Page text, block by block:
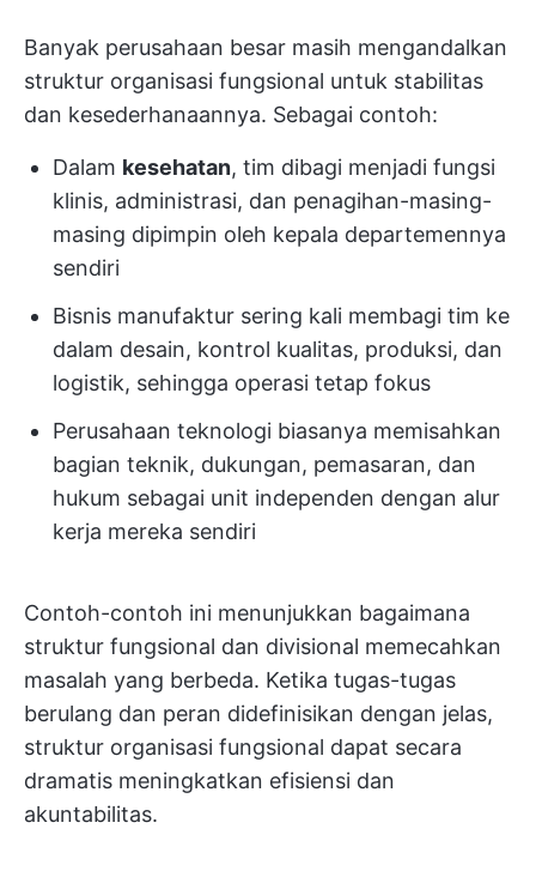
Banyak perusahaan besar masih mengandalkan
struktur organisasi fungsional untuk stabilitas
dan kesederhanaannya. Sebagai contoh:
Dalam kesehatan, tim dibagi menjadi fungsi
klinis, administrasi, dan penagihan-masing-
masing dipimpin oleh kepala departemennya
sendiri
Bisnis manufaktur sering kali membagi tim ke
dalam desain, kontrol kualitas, produksi, dan
logistik, sehingga operasi tetap fokus
Perusahaan teknologi biasanya memisahkan
bagian teknik, dukungan, pemasaran, dan
hukum sebagai unit independen dengan alur
kerja mereka sendiri
Contoh-contoh ini menunjukkan bagaimana
struktur fungsional dan divisional memecahkan
masalah yang berbeda. Ketika tugas-tugas
berulang dan peran didefinisikan dengan jelas,
struktur organisasi fungsional dapat secara
dramatis meningkatkan efisiensi dan
akuntabilitas.